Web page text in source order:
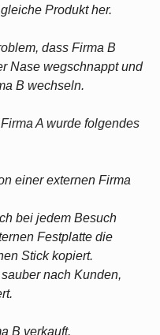
Produkt her.
dass Firma B
Nase wegschnappt und
B wechseln.
A wurde folgendes
einer externen Firma
bei jedem Besuch
Festplatte die
Stick kopiert.
nach Kunden,
B verkauft.